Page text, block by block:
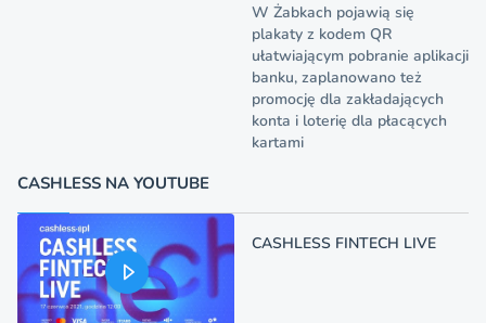
W Żabkach pojawią się
plakaty z kodem QR
ułatwiającym pobranie aplikacji
banku, zaplanowano też
promocję dla zakładających
konta i loterię dla płacących
kartami
CASHLESS NA YOUTUBE
CASHLESS FINTECH LIVE